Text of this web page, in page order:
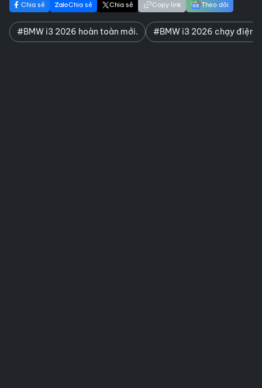
Chia sẻ Chia sẻ Chia sẻ Copy link Theo dõi
#BMW i3 2026 hoàn toàn mới. #BMW i3 2026 chạy điện